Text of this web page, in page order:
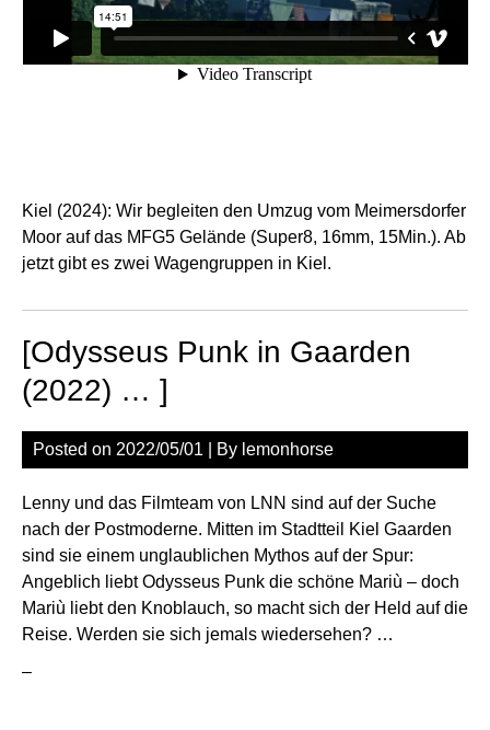
Kiel (2024): Wir begleiten den Umzug vom Meimersdorfer
Moor auf das MFG5 Gelände (Super8, 16mm, 15Min.). Ab
jetzt gibt es zwei Wagengruppen in Kiel.
[Odysseus Punk in Gaarden
(2022) … ]
Posted on 2022/05/01 | By lemonhorse
Lenny und das Filmteam von LNN sind auf der Suche
nach der Postmoderne. Mitten im Stadtteil Kiel Gaarden
sind sie einem unglaublichen Mythos auf der Spur:
Angeblich liebt Odysseus Punk die schöne Mariù – doch
Mariù liebt den Knoblauch, so macht sich der Held auf die
Reise. Werden sie sich jemals wiedersehen? …
–